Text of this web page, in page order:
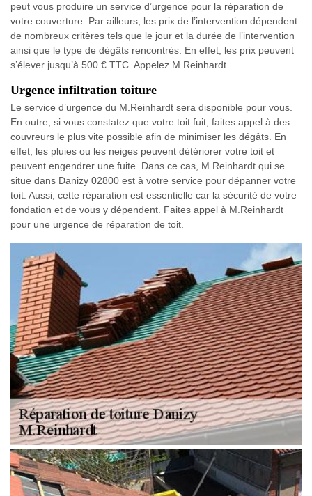
peut vous produire un service d’urgence pour la réparation de
votre couverture. Par ailleurs, les prix de l’intervention dépendent
de nombreux critères tels que le jour et la durée de l’intervention
ainsi que le type de dégâts rencontrés. En effet, les prix peuvent
s’élever jusqu’à 500 € TTC. Appelez M.Reinhardt.
Urgence infiltration toiture
Le service d’urgence du M.Reinhardt sera disponible pour vous.
En outre, si vous constatez que votre toit fuit, faites appel à des
couvreurs le plus vite possible afin de minimiser les dégâts. En
effet, les pluies ou les neiges peuvent détériorer votre toit et
peuvent engendrer une fuite. Dans ce cas, M.Reinhardt qui se
situe dans Danizy 02800 est à votre service pour dépanner votre
toit. Aussi, cette réparation est essentielle car la sécurité de votre
fondation et de vous y dépendent. Faites appel à M.Reinhardt
pour une urgence de réparation de toit.